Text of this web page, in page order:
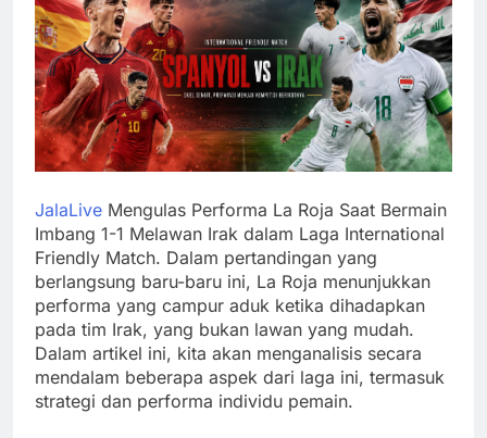
JalaLive Mengulas Performa La Roja Saat Bermain
Imbang 1-1 Melawan Irak dalam Laga International
Friendly Match. Dalam pertandingan yang
berlangsung baru-baru ini, La Roja menunjukkan
performa yang campur aduk ketika dihadapkan
pada tim Irak, yang bukan lawan yang mudah.
Dalam artikel ini, kita akan menganalisis secara
mendalam beberapa aspek dari laga ini, termasuk
strategi dan performa individu pemain.